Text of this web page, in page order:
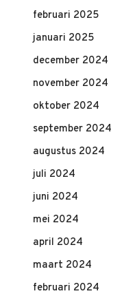
februari 2025
januari 2025
december 2024
november 2024
oktober 2024
september 2024
augustus 2024
juli 2024
juni 2024
mei 2024
april 2024
maart 2024
februari 2024